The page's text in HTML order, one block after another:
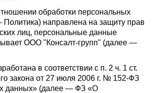
обработки персональных
направлена на защиту прав
лиц, персональные данные
ООО "Консалт-групп" (далее —
в соответствии с п. 2 ч. 1 ст.
закона от 27 июля 2006 г. № 152-ФЗ
данных» (далее — ФЗ «О